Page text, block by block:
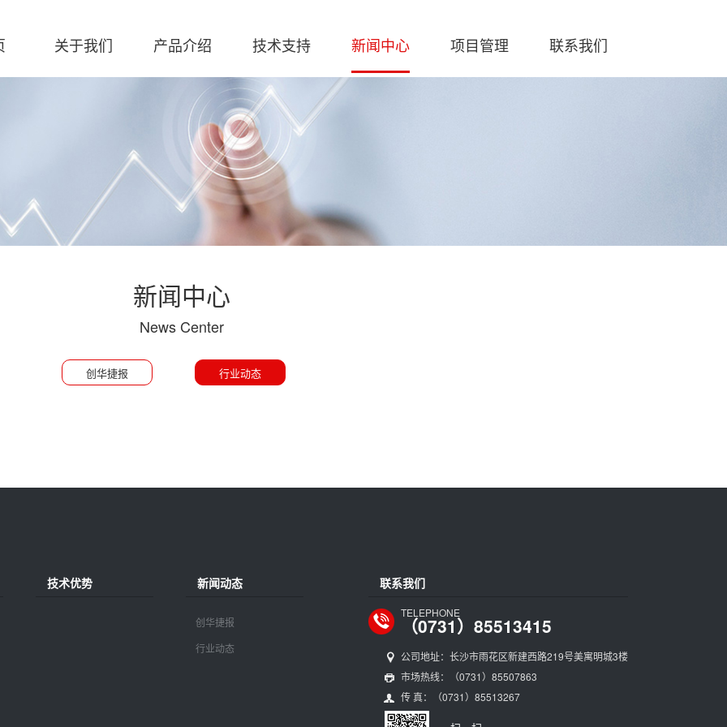
关于我们 产品介绍 技术支持
软件下载 解决方案
新闻中心 项目管理 联系我们
新闻中心
News Center
创华捷报 行业动态
技术优势 新闻动态
创华捷报
行业动态
联系我们
TELEPHONE
（0731）85513415
公司地址：长沙市雨花区新建西路219号美寓明城3楼
市场热线：（0731）85507863
传 真：（0731）85513267